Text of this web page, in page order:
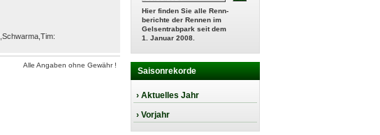
Alle Angaben ohne Gewähr !
Hier finden Sie alle Renn-
berichte der Rennen im
Gelsentrabpark seit dem
1. Januar 2008.
Saisonrekorde
› Aktuelles Jahr
› Vorjahr